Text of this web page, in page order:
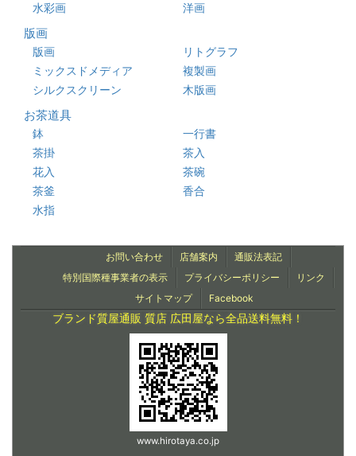
水彩画
洋画
版画
版画
リトグラフ
ミックスドメディア
複製画
シルクスクリーン
木版画
お茶道具
鉢
一行書
茶掛
茶入
花入
茶碗
茶釜
香合
水指
お問い合わせ 店舗案内
通販法表記
特別国際種事業者の表示
プライバシーポリシー
リンク
サイトマップ
Facebook
ブランド質屋通販 質店 広田屋なら全品送料無料！
www.hirotaya.co.jp